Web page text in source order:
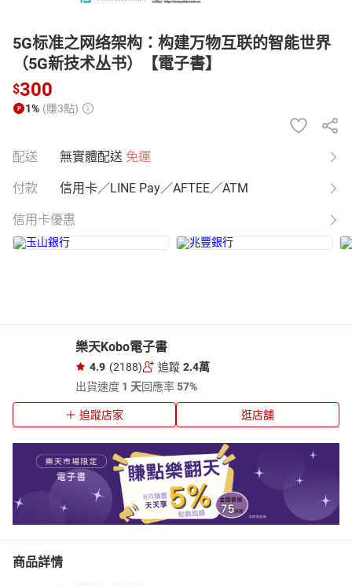
5G标准之网络架构：构建万物互联的智能世界
（5G新技术丛书）【電子書】
$300
1% (賺3點)
配送 無實體配送 免運
付款 信用卡／LINE Pay／AFTEE／ATM
信用卡優惠
樂天Kobo電子書
4.9 (2188) 追蹤 2.4萬
出貨速度 1 天回應率57%
追蹤店家 逛店舖
商品詳情